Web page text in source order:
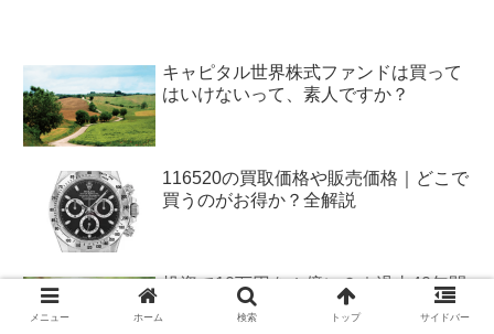
キャピタル世界株式ファンドは買って
はいけないって、素人ですか？
116520の買取価格や販売価格｜どこで
買うのがお得か？全解説
投資で10万円を１億に？｜過去40年間
年率２０％で儲けた方法とは？
メニュー ホーム 検索 トップ サイドバー